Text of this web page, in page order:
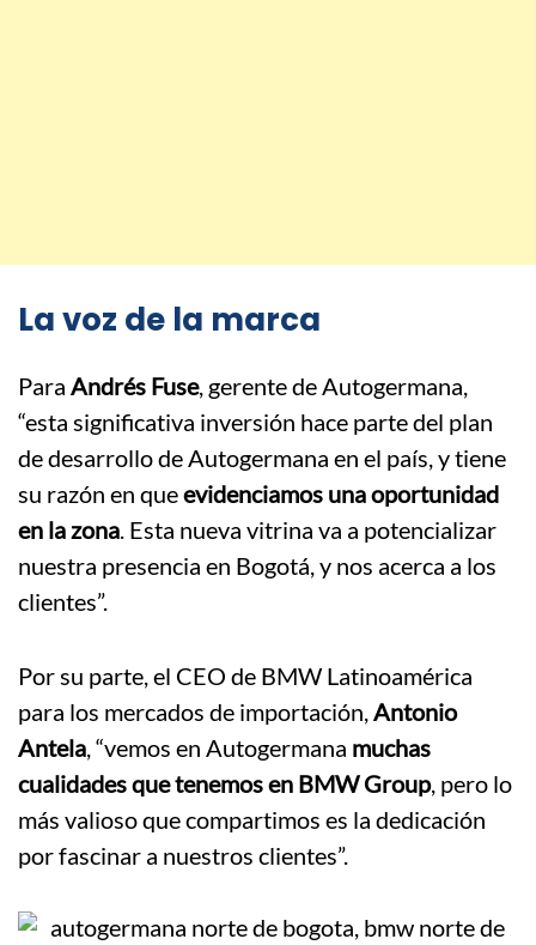
La voz de la marca
Para Andrés Fuse, gerente de Autogermana,
“esta significativa inversión hace parte del plan
de desarrollo de Autogermana en el país, y tiene
su razón en queevidenciamos una oportunidad
en la zona. Esta nueva vitrina va a potencializar
nuestra presencia en Bogotá, y nos acerca a los
clientes”.
Por su parte, el CEO de BMW Latinoamérica
para los mercados de importación,Antonio
Antela, “vemos en Autogermana muchas
cualidades que tenemos en BMW Group, pero lo
más valioso que compartimos es la dedicación
por fascinar a nuestros clientes”.